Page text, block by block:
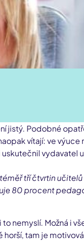
jistý. Podobné
vítají: ve
vydavatel
tří čtvrtin
80 procent
to nemyslí. Možná i
tam je